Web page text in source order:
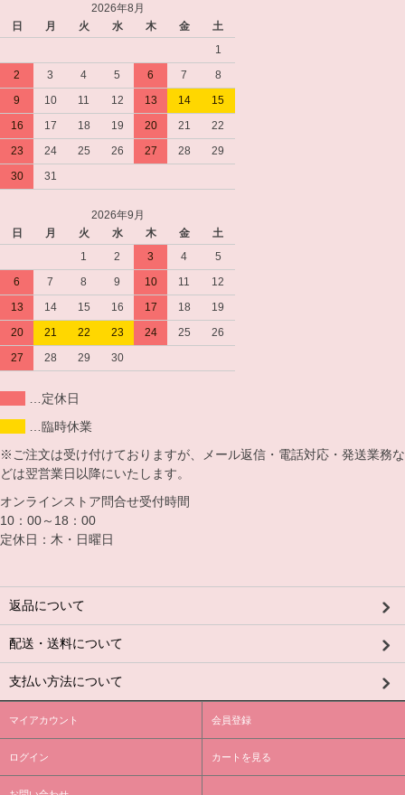
2026年8月
日
月 火 水 木 金
土
1
2
3 4 5 6 7
8
9
10 11 12 13 14
15
16
17 18 19 20 21
22
23
24 25 26 27 28
29
30
31
2026年9月
日
月 火 水 木 金
土
1
2 3 4
5
6
7 8 9 10 11
12
13
14 15 16 17 18
19
20
21 22 23 24 25
26
27
28 29 30
…定休日
…臨時休業
※ご注文は受け付けておりますが、メール返信・電話対応・発送業務な
どは翌営業日以降にいたします。
オンラインストア問合せ受付時間
10：00～18：00
定休日：木・日曜日
返品について
配送・送料について
支払い方法について
マイアカウント 会員登録
ログイン カートを見る